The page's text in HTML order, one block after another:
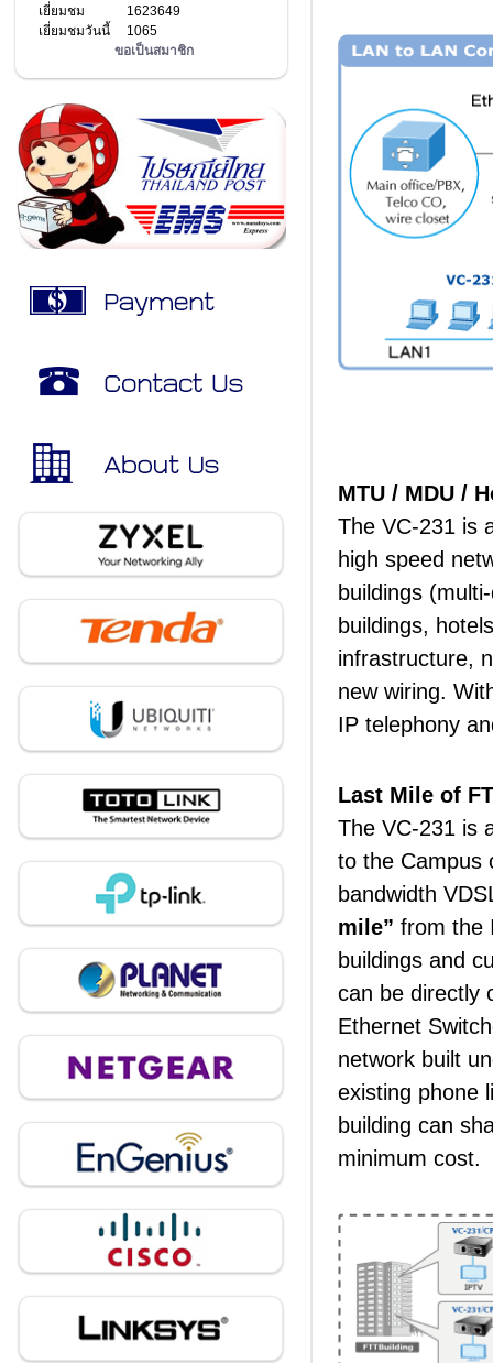
เยี่ยมชม
1623649
เยี่ยมชมวันนี้
1065
ขอเป็นสมาชิก
MTU / MDU /
The VC-231 is
high speed
buildings
buildings,
infrastructure,
new wiring.
IP telephony
Last Mile of
The VC-231 is
to the Campus
bandwidth
mile” from the
buildings and
can be directly
Ethernet
network built
existing phone
building can
minimum cost.